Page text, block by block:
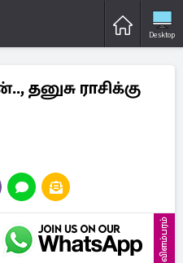
Desktop
தனுசு ராசிக்கு
விளம்பரம்